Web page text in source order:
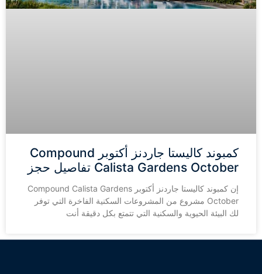
كمبوند كاليستا جاردنز أكتوبر Compound
Calista Gardens October تفاصيل حجز
إن كمبوند كاليستا جاردنز أكتوبر Compound Calista Gardens
October مشروع من المشروعات السكنية الفاخرة التي توفر
لك البيئة الحيوية والسكنية التي تتمتع بكل دقيقة أنت